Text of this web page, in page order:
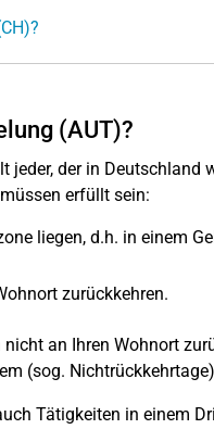
(AUT)?
jeder, der in
erfüllt sein:
liegen, d.h. in einem
zurückkehren.
an Ihren Wohnort
(sog.
Tätigkeiten in einem